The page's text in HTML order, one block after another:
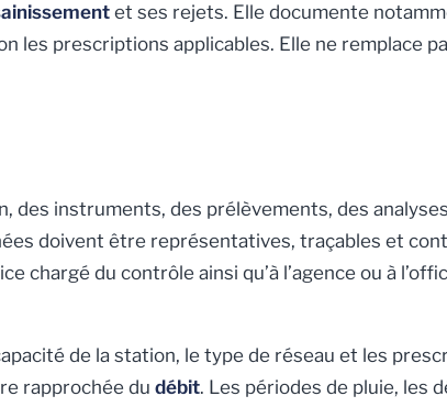
et ses rejets. Elle documente
les prescriptions applicables. Elle ne remplace
des instruments, des prélèvements, des
doivent être représentatives, traçables et
du contrôle ainsi qu’à l’agence ou à
de la station, le type de réseau et les
rapprochée du débit. Les périodes de pluie, les